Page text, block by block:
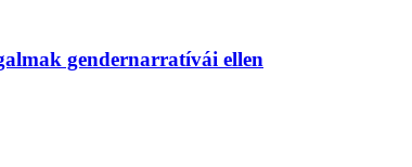
gendernarratívái ellen